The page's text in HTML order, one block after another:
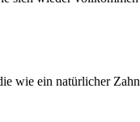
wie ein natürlicher Zahn